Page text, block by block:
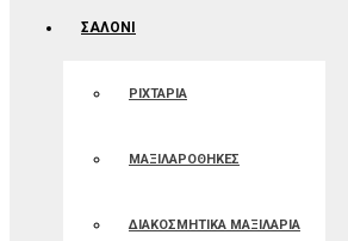
ΣΑΛΟΝΙ
ΡΙΧΤΑΡΙΑ
ΜΑΞΙΛΑΡΟΘΗΚΕΣ
ΔΙΑΚΟΣΜΗΤΙΚΑ ΜΑΞΙΛΑΡΙΑ